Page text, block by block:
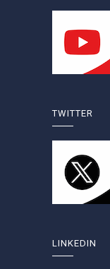
TWITTER
LINKEDIN